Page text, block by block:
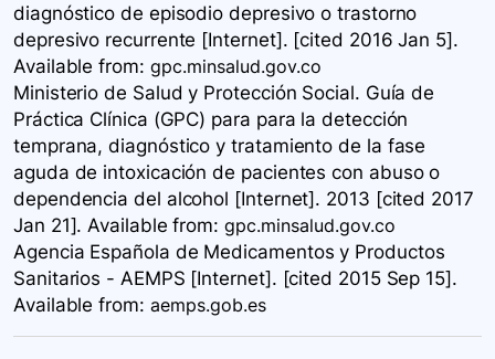
diagnóstico de episodio depresivo o trastorno
depresivo recurrente [Internet]. [cited 2016 Jan 5].
Available from: gpc.minsalud.gov.co
Ministerio de Salud y Protección Social. Guía de
Práctica Clínica (GPC) para para la detección
temprana, diagnóstico y tratamiento de la fase
aguda de intoxicación de pacientes con abuso o
dependencia del alcohol [Internet]. 2013 [cited 2017
Jan 21]. Available from:gpc.minsalud.gov.co
Agencia Española de Medicamentos y Productos
Sanitarios - AEMPS [Internet]. [cited 2015 Sep 15].
Available from: aemps.gob.es